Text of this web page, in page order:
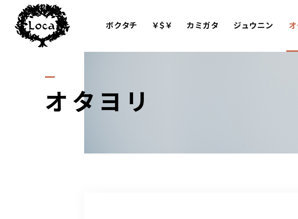
ボクタチ ￥＄￥ カミガタ ジュウニン
オタヨリ